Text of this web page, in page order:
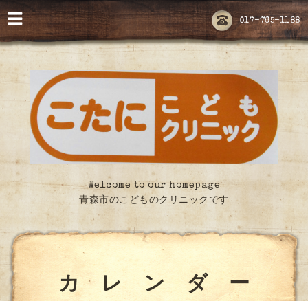
017-765-1188
Welcome to our homepage
青森市のこどものクリニックです
カ レ ン ダ ー